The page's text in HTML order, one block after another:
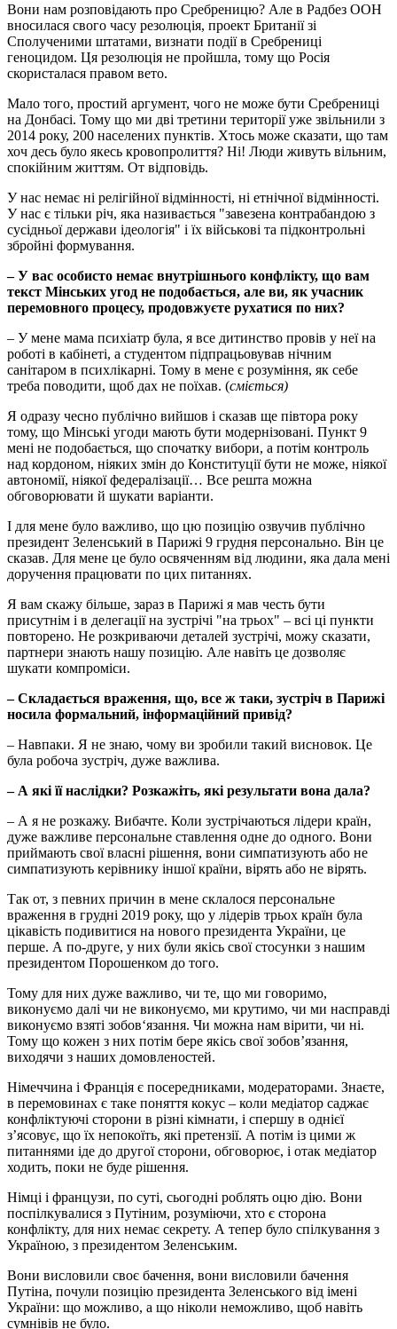
Вони нам розповідають про Сребреницю? Але в Радбез ООН
вносилася свого часу резолюція, проект Британії зі
Сполученими штатами, визнати події в Сребрениці
геноцидом. Ця резолюція не пройшла, тому що Росія
скористалася правом вето.
Мало того, простий аргумент, чого не може бути Сребрениці
на Донбасі. Тому що ми дві третини території уже звільнили з
2014 року, 200 населених пунктів. Хтось може сказати, що там
хоч десь було якесь кровопролиття? Ні! Люди живуть вільним,
спокійним життям. От відповідь.
У нас немає ні релігійної відмінності, ні етнічної відмінності.
У нас є тільки річ, яка називається "завезена контрабандою з
сусідньої держави ідеологія" і їх військові та підконтрольні
збройні формування.
– У вас особисто немає внутрішнього конфлікту, що вам
текст Мінських угод не подобається, але ви, як учасник
перемовного процесу, продовжуєте рухатися по них?
– У мене мама психіатр була, я все дитинство провів у неї на
роботі в кабінеті, а студентом підпрацьовував нічним
санітаром в психлікарні. Тому в мене є розуміння, як себе
треба поводити, щоб дах не поїхав. (сміється)
Я одразу чесно публічно вийшов і сказав ще півтора року
тому, що Мінські угоди мають бути модернізовані. Пункт 9
мені не подобається, що спочатку вибори, а потім контроль
над кордоном, ніяких змін до Конституції бути не може, ніякої
автономії, ніякої федералізації… Все решта можна
обговорювати й шукати варіанти.
І для мене було важливо, що цю позицію озвучив публічно
президент Зеленський в Парижі 9 грудня персонально. Він це
сказав. Для мене це було освяченням від людини, яка дала мені
доручення працювати по цих питаннях.
Я вам скажу більше, зараз в Парижі я мав честь бути
присутнім і в делегації на зустрічі "на трьох" – всі ці пункти
повторено. Не розкриваючи деталей зустрічі, можу сказати,
партнери знають нашу позицію. Але навіть це дозволяє
шукати компроміси.
– Складається враження, що, все ж таки, зустріч в Парижі
носила формальний, інформаційний привід?
– Навпаки. Я не знаю, чому ви зробили такий висновок. Це
була робоча зустріч, дуже важлива.
– А які її наслідки? Розкажіть, які результати вона дала?
– А я не розкажу. Вибачте. Коли зустрічаються лідери країн,
дуже важливе персональне ставлення одне до одного. Вони
приймають свої власні рішення, вони симпатизують або не
симпатизують керівнику іншої країни, вірять або не вірять.
Так от, з певних причин в мене склалося персональне
враження в грудні 2019 року, що у лідерів трьох країн була
цікавість подивитися на нового президента України, це
перше. А по-друге, у них були якісь свої стосунки з нашим
президентом Порошенком до того.
Тому для них дуже важливо, чи те, що ми говоримо,
виконуємо далі чи не виконуємо, ми крутимо, чи ми насправді
виконуємо взяті зобов‘язання. Чи можна нам вірити, чи ні.
Тому що кожен з них потім бере якісь свої зобов’язання,
виходячи з наших домовленостей.
Німеччина і Франція є посередниками, модераторами. Знаєте,
в перемовинах є таке поняття кокус – коли медіатор саджає
конфліктуючі сторони в різні кімнати, і спершу в однієї
з’ясовує, що їх непокоїть, які претензії. А потім із цими ж
питаннями іде до другої сторони, обговорює, і отак медіатор
ходить, поки не буде рішення.
Німці і французи, по суті, сьогодні роблять оцю дію. Вони
поспілкувалися з Путіним, розуміючи, хто є сторона
конфлікту, для них немає секрету. А тепер було спілкування з
Україною, з президентом Зеленським.
Вони висловили своє бачення, вони висловили бачення
Путіна, почули позицію президента Зеленського від імені
України: що можливо, а що ніколи неможливо, щоб навіть
сумнівів не було.